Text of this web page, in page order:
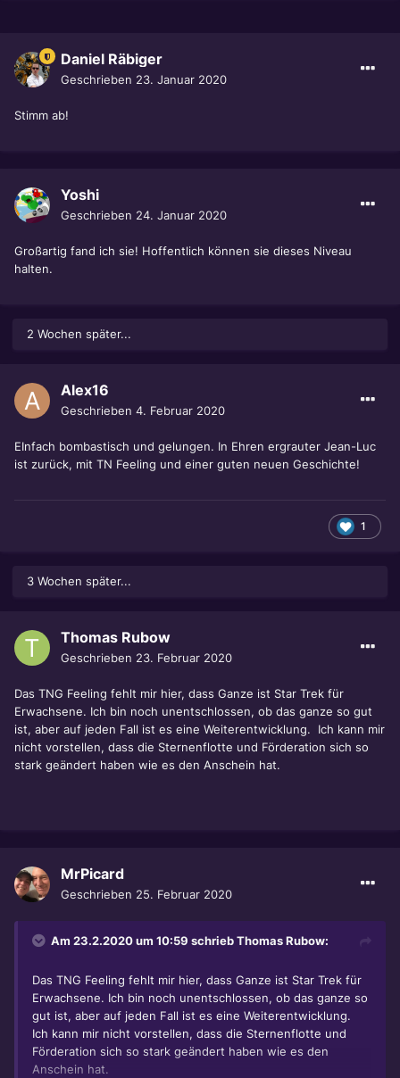
Daniel Räbiger
Geschrieben 23. Januar 2020
Stimm ab!
Yoshi
Geschrieben 24. Januar 2020
Großartig fand ich sie! Hoffentlich können sie dieses Niveau
halten.
2 Wochen später...
Alex16
Geschrieben 4. Februar 2020
EInfach bombastisch und gelungen. In Ehren ergrauter Jean-Luc
ist zurück, mit TN Feeling und einer guten neuen Geschichte!
1
3 Wochen später...
Thomas Rubow
Geschrieben 23. Februar 2020
Das TNG Feeling fehlt mir hier, dass Ganze ist Star Trek für
Erwachsene. Ich bin noch unentschlossen, ob das ganze so gut
ist, aber auf jeden Fall ist es eine Weiterentwicklung. Ich kann mir
nicht vorstellen, dass die Sternenflotte und Förderation sich so
stark geändert haben wie es den Anschein hat.
MrPicard
Geschrieben 25. Februar 2020
Am 23.2.2020 um 10:59 schriebThomas Rubow:
Das TNG Feeling fehlt mir hier, dass Ganze ist Star Trek für
Erwachsene. Ich bin noch unentschlossen, ob das ganze so
gut ist, aber auf jeden Fall ist es eine Weiterentwicklung.
Ich kann mir nicht vorstellen, dass die Sternenflotte und
Förderation sich so stark geändert haben wie es den
Anschein hat.